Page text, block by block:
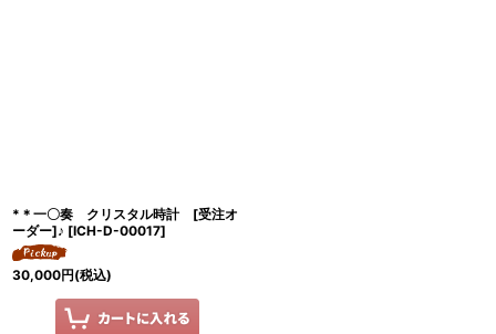
*＊一〇奏 クリスタル時計 [受注オ
ーダー]♪ [ICH-D-00017]
30,000円(税込)